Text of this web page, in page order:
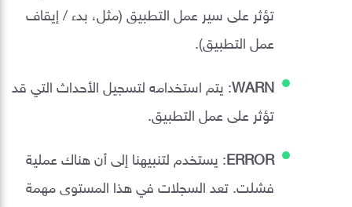
تؤثر على سير عمل التطبيق (مثل، بدء / إيقاف
عمل التطبيق).
WARN: يتم استخدامه لتسجيل الأحداث التي قد
تؤثر على عمل التطبيق.
ERROR: يستخدم لتنبيهنا إلى أن هناك عملية
فشلت. تعد السجلات في هذا المستوى مهمة